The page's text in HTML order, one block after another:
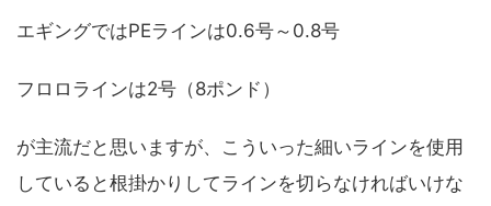
エギングではPEラインは0.6号～0.8号
フロロラインは2号（8ポンド）
が主流だと思いますが、こういった細いラインを使用
していると根掛かりしてラインを切らなければいけな